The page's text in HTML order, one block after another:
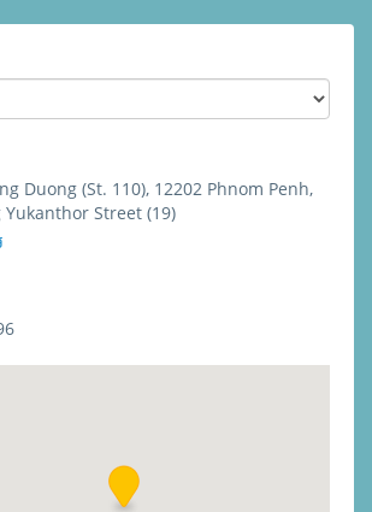
Duong (St. 110), 12202 Phnom Penh,
Yukanthor Street (19)